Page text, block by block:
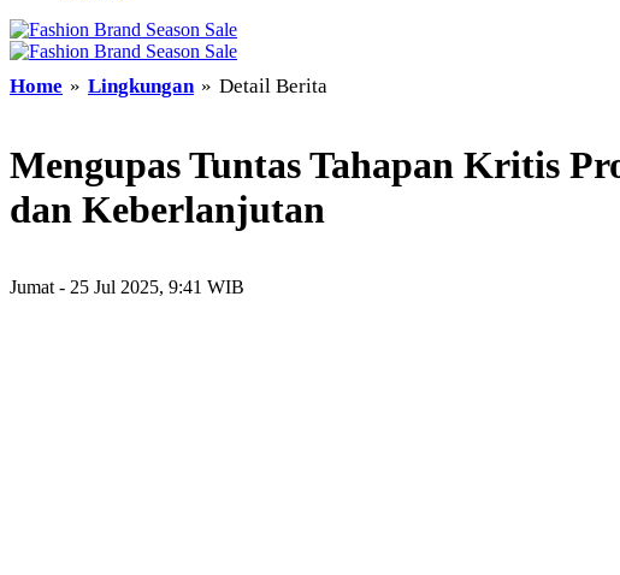
Home » Lingkungan » Detail Berita
Mengupas Tuntas Tahapan Kritis
dan Keberlanjutan
Jumat - 25 Jul 2025, 9:41 WIB